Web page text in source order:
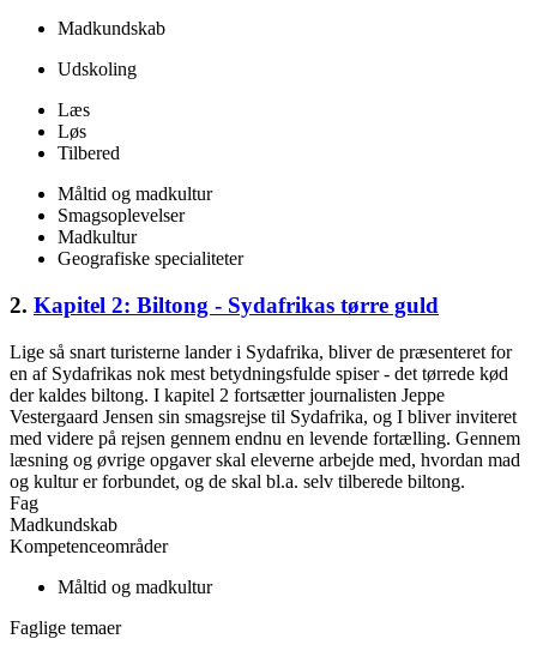
Madkundskab
Udskoling
Læs
Løs
Tilbered
Måltid og madkultur
Smagsoplevelser
Madkultur
Geografiske specialiteter
2. Kapitel 2: Biltong - Sydafrikas tørre guld
Lige så snart turisterne lander i Sydafrika, bliver de præsenteret for
en af Sydafrikas nok mest betydningsfulde spiser - det tørrede kød
der kaldes biltong. I kapitel 2 fortsætter journalisten Jeppe
Vestergaard Jensen sin smagsrejse til Sydafrika, og I bliver inviteret
med videre på rejsen gennem endnu en levende fortælling. Gennem
læsning og øvrige opgaver skal eleverne arbejde med, hvordan mad
og kultur er forbundet, og de skal bl.a. selv tilberede biltong.
Fag
Madkundskab
Kompetenceområder
Måltid og madkultur
Faglige temaer